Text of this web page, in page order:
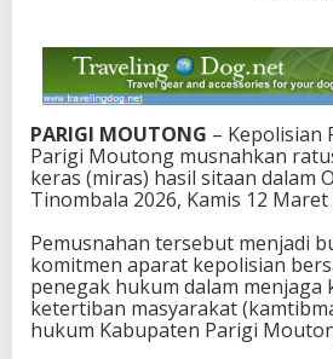
n
R
a
u
s
a
n
i
t
e
r
M
PARIGI MOUTONG – Kepolisian
Parigi Moutong musnahkan
keras (miras) hasil sitaan dalam
Tinombala 2026, Kamis 12 Maret
Pemusnahan tersebut menjadi
komitmen aparat kepolisian
penegak hukum dalam menjaga
ketertiban masyarakat
hukum Kabupaten Parigi